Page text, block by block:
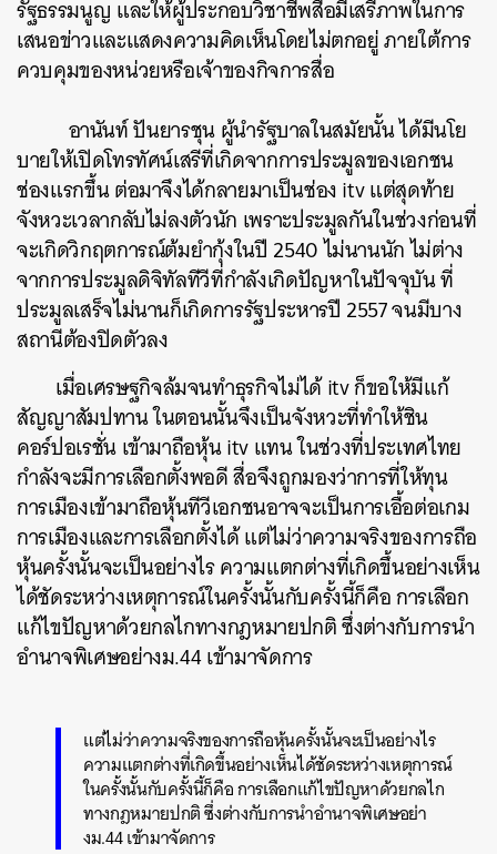
รัฐธรรมนูญ และให้ผู้ประกอบวิชาชีพสื่อมีเสรีภาพในการ
เสนอข่าวและแสดงความคิดเห็นโดยไม่ตกอยู่ ภายใต้การ
ควบคุมของหน่วยหรือเจ้าของกิจการสื่อ
อานันท์ ปันยารชุน ผู้นำรัฐบาลในสมัยนั้น ได้มีนโย
บายให้เปิดโทรทัศน์เสรีที่เกิดจากการประมูลของเอกชน
ช่องแรกขึ้น ต่อมาจึงได้กลายมาเป็นช่อง itv แต่สุดท้าย
จังหวะเวลากลับไม่ลงตัวนัก เพราะประมูลกันในช่วงก่อนที่
จะเกิดวิกฤตการณ์ต้มยำกุ้งในปี 2540 ไม่นานนัก ไม่ต่าง
จากการประมูลดิจิทัลทีวีที่กำลังเกิดปัญหาในปัจจุบัน ที่
ประมูลเสร็จไม่นานก็เกิดการรัฐประหารปี 2557 จนมีบาง
สถานีต้องปิดตัวลง
เมื่อเศรษฐกิจล้มจนทำธุรกิจไม่ได้ itv ก็ขอให้มีแก้
สัญญาสัมปทาน ในตอนนั้นจึงเป็นจังหวะที่ทำให้ชิน
คอร์ปอเรชั่น เข้ามาถือหุ้น itv แทน ในช่วงที่ประเทศไทย
กำลังจะมีการเลือกตั้งพอดี สื่อจึงถูกมองว่าการที่ให้ทุน
การเมืองเข้ามาถือหุ้นทีวีเอกชนอาจจะเป็นการเอื้อต่อเกม
การเมืองและการเลือกตั้งได้ แต่ไม่ว่าความจริงของการถือ
หุ้นครั้งนั้นจะเป็นอย่างไร ความแตกต่างที่เกิดขึ้นอย่างเห็น
ได้ชัดระหว่างเหตุการณ์ในครั้งนั้นกับครั้งนี้ก็คือ การเลือก
แก้ไขปัญหาด้วยกลไกทางกฎหมายปกติ ซึ่งต่างกับการนำ
อำนาจพิเศษอย่างม.44 เข้ามาจัดการ
แต่ไม่ว่าความจริงของการถือหุ้นครั้งนั้นจะเป็นอย่างไร
ความแตกต่างที่เกิดขึ้นอย่างเห็นได้ชัดระหว่างเหตุการณ์
ในครั้งนั้นกับครั้งนี้ก็คือ การเลือกแก้ไขปัญหาด้วยกลไก
ทางกฎหมายปกติ ซึ่งต่างกับการนำอำนาจพิเศษอย่า
งม.44 เข้ามาจัดการ